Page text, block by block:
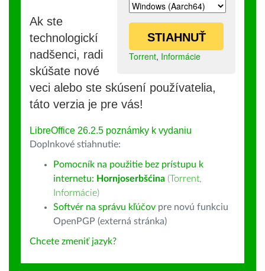
STIAHNUŤ
Torrent, Informácie
Ak ste
technologickí
nadšenci, radi
skúšate nové
veci alebo ste skúsení používatelia,
táto verzia je pre vás!
LibreOffice 26.2.5 poznámky k vydaniu
Doplnkové stiahnutie:
Pomocník na použitie bez prístupu k
internetu: Hornjoserbšćina (Torrent,
Informácie)
Softvér na správu kľúčov pre novú funkciu
OpenPGP (externá stránka)
Chcete zmeniť jazyk?